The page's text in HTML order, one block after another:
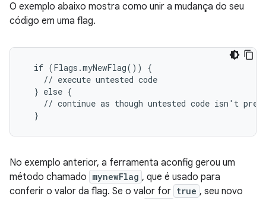
O exemplo abaixo mostra como unir a mudança do seu
código em uma flag.
  if (Flags.myNewFlag()) {
    // execute untested code
  } else {
// continue as though untested code isn't
No exemplo anterior, a ferramenta aconfig gerou um
método chamado mynewFlag , que é usado para
conferir o valor da flag. Se o valor for true , seu novo